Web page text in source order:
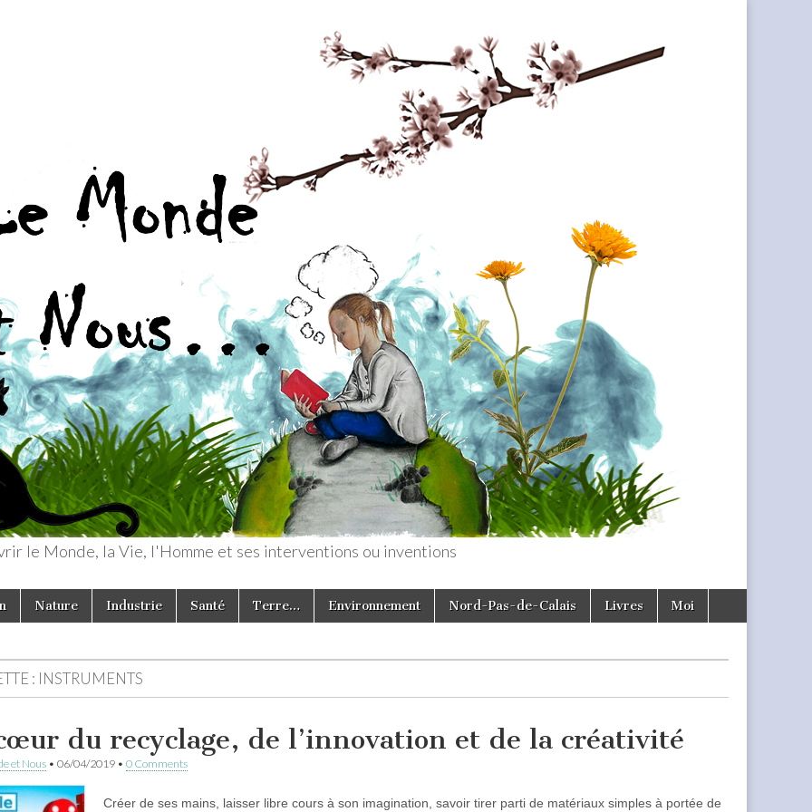
le Monde, la Vie, l'Homme et ses interventions ou inventions
Nature Industrie Santé Terre… Environnement Nord-Pas-de-Calais Livres Moi
: INSTRUMENTS
du recyclage, de l’innovation et de la créativité
et Nous • 06/04/2019 • 0 Comments
Créer de ses mains, laisser libre cours à son imagination, savoir tirer parti de matériaux simples à portée de